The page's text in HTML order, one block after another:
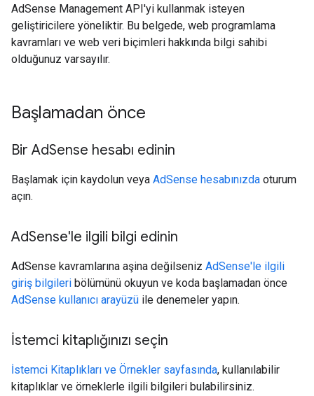
AdSense Management API'yi kullanmak isteyen
geliştiricilere yöneliktir. Bu belgede, web programlama
kavramları ve web veri biçimleri hakkında bilgi sahibi
olduğunuz varsayılır.
Başlamadan önce
Bir AdSense hesabı edinin
Başlamak için kaydolun veya AdSense hesabınızda oturum
açın.
AdSense'le ilgili bilgi edinin
AdSense kavramlarına aşina değilseniz AdSense'le ilgili
giriş bilgileri bölümünü okuyun ve koda başlamadan önce
AdSense kullanıcı arayüzü ile denemeler yapın.
İstemci kitaplığınızı seçin
İstemci Kitaplıkları ve Örnekler sayfasında, kullanılabilir
kitaplıklar ve örneklerle ilgili bilgileri bulabilirsiniz.